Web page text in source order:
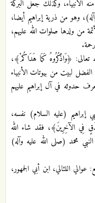
الأنبياء، وكذلك جعل البركة
وهو من ذرية إبراهيم أيضا،
من ولدها صلوات الله عليهم،
تعالى: ﴿وَاذْكُرُوهُ كَمَا هَدَاكُمْ﴾،
لبيت من بيوتات الأنبياء
حدوثه في آل إبراهيم عليهم
إبراهيم (عليه السلام) نفسه،
الآخِرِينَ﴾، فقد شاء الله
محمد (صلى الله عليه وآله)
اللئالي، ابن أبي الجمهور،